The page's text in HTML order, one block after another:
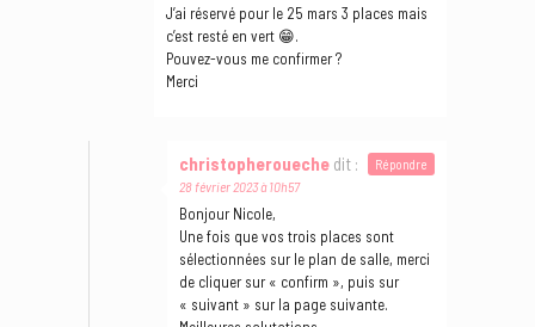
J’ai réservé pour le 25 mars 3 places mais
c’est resté en vert 😁.
Pouvez-vous me confirmer ?
Merci
christopheroueche dit :
28 février 2023 à 10h57
Bonjour Nicole,
Une fois que vos trois places sont
sélectionnées sur le plan de salle, merci
de cliquer sur « confirm », puis sur
« suivant » sur la page suivante.
Répondre